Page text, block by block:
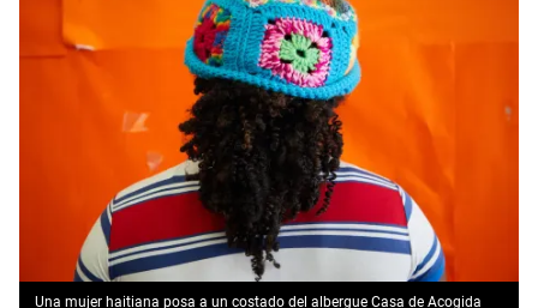
Una mujer haitiana posa a un costado del albergue Casa de Acogida